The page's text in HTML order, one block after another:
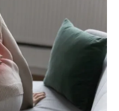
MONTHLY PRICING